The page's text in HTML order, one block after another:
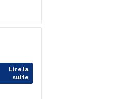
Lire la
suite